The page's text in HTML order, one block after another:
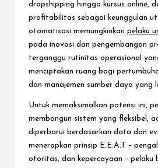
dropshipping hingga kursus online,
profitabilitas sebagai keunggulan
otomatisasi memungkinkan pelaku
pada inovasi dan pengembangan
terganggu rutinitas operasional
menciptakan ruang bagi
dan manajemen sumber daya yang
Untuk memaksimalkan potensi ini,
membangun sistem yang fleksibel,
diperbarui berdasarkan data dan
menerapkan prinsip E.E.A.T –
otoritas, dan kepercayaan – pelaku